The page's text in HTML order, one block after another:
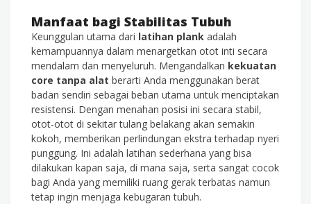
Manfaat bagi Stabilitas Tubuh
Keunggulan utama dari latihan plank adalah
kemampuannya dalam menargetkan otot inti secara
mendalam dan menyeluruh. Mengandalkan kekuatan
core tanpa alat berarti Anda menggunakan berat
badan sendiri sebagai beban utama untuk menciptakan
resistensi. Dengan menahan posisi ini secara stabil,
otot-otot di sekitar tulang belakang akan semakin
kokoh, memberikan perlindungan ekstra terhadap nyeri
punggung. Ini adalah latihan sederhana yang bisa
dilakukan kapan saja, di mana saja, serta sangat cocok
bagi Anda yang memiliki ruang gerak terbatas namun
tetap ingin menjaga kebugaran tubuh.